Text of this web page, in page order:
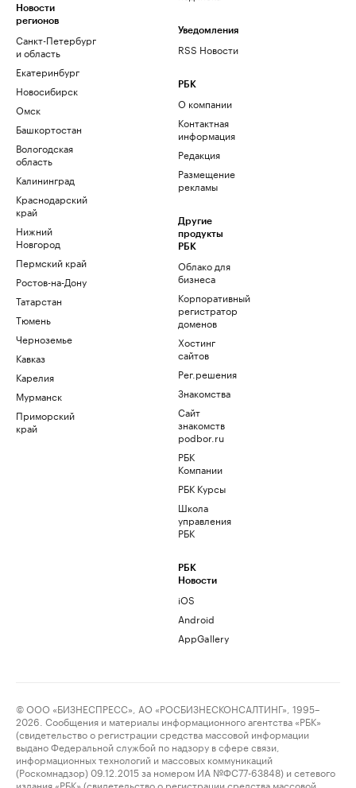
Новости
регионов
Санкт-Петербург
и область
Екатеринбург
Новосибирск
Омск
Башкортостан
Вологодская
область
Калининград
Краснодарский
край
Нижний
Новгород
Пермский край
Ростов-на-Дону
Татарстан
Тюмень
Черноземье
Кавказ
Карелия
Мурманск
Приморский
край
Уведомления
RSS Новости
РБК
О компании
Контактная
информация
Редакция
Размещение
рекламы
Другие
продукты
РБК
Облако для
бизнеса
Корпоративный
регистратор
доменов
Хостинг
сайтов
Рег.решения
Знакомства
Сайт
знакомств
podbor.ru
РБК
Компании
РБК Курсы
Школа
управления
РБК
РБК
Новости
iOS
Android
AppGallery
© ООО «БИЗНЕСПРЕСС», АО «РОСБИЗНЕСКОНСАЛТИНГ», 1995–
2026. Сообщения и материалы информационного агентства «РБК»
(свидетельство о регистрации средства массовой информации
выдано Федеральной службой по надзору в сфере связи,
информационных технологий и массовых коммуникаций
(Роскомнадзор) 09.12.2015 за номером ИА №ФС77-63848) и сетевого
издания «РБК» (свидетельство о регистрации средства массовой